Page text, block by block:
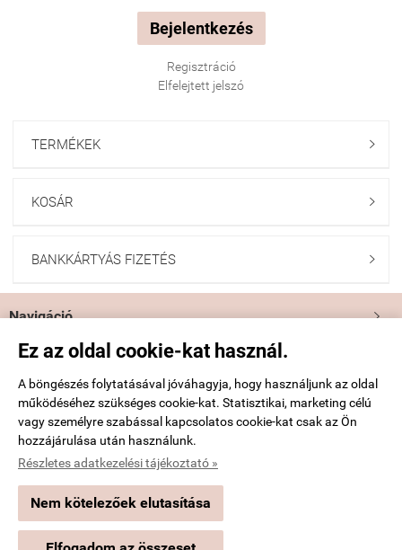
Ez az oldal cookie-kat használ.
A böngészés folytatásával jóváhagyja, hogy használjunk az oldal
működéséhez szükséges cookie-kat. Statisztikai, marketing célú
vagy személyre szabással kapcsolatos cookie-kat csak az Ön
hozzájárulása után használunk.
Részletes adatkezelési tájékoztató »
Nem kötelezőek elutasítása
Regisztráció
Elfelejtett jelszó
TERMÉKEK 
KOSÁR 
BANKKÁRTYÁS FIZETÉS 
Navigáció 
Saját fiók
Bemutatkozás
Elérhetőségek